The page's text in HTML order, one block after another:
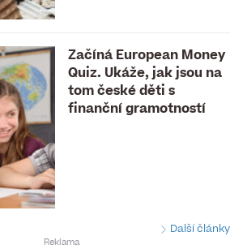
Začíná European Money
Quiz. Ukáže, jak jsou na
tom české děti s
finanční gramotností
Další články